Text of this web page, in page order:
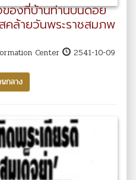
ของที่บ้านท่านบนดอย
คล้ายวันพระราชสมภพ
Center
2541-10-09
กลาง